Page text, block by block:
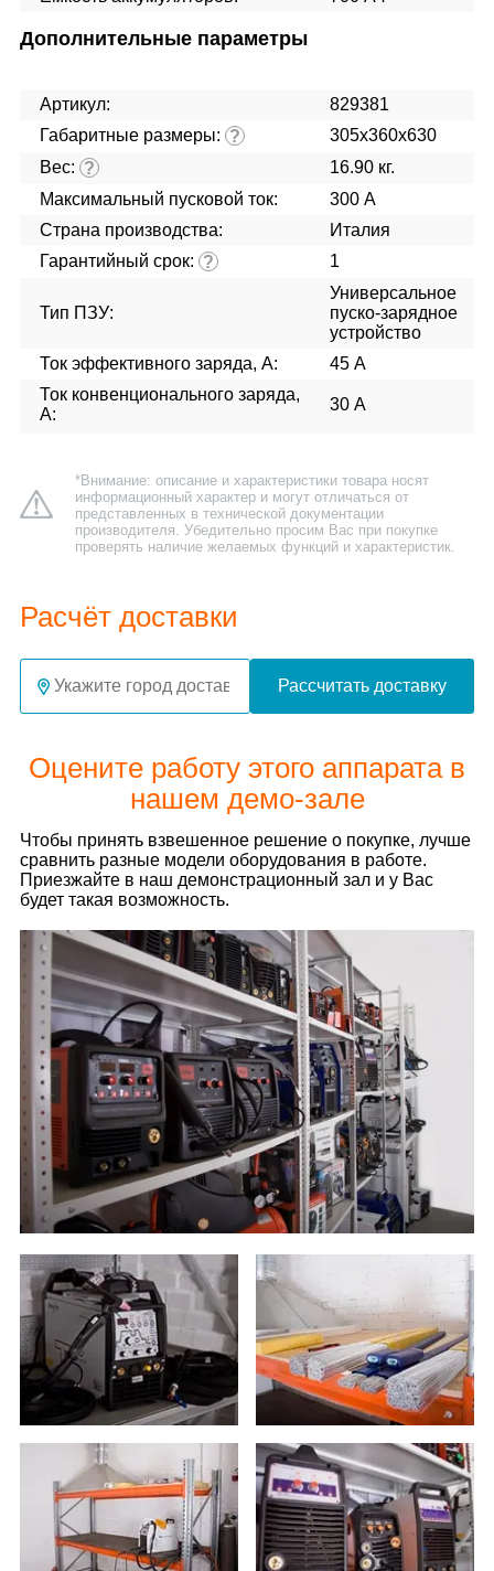
Дополнительные параметры
Артикул:
829381
Габаритные размеры: ?
305x360x630
Вес: ?
16.90 кг.
Максимальный пусковой ток:
300 А
Страна производства:
Италия
Гарантийный срок: ? 1
Тип ПЗУ:
Универсальное
пуско-зарядное
устройство
Ток эффективного заряда, А:
45 А
Ток конвенционального заряда,
А:
30 А
*Внимание: описание и характеристики товара носят
информационный характер и могут отличаться от
представленных в технической документации
производителя. Убедительно просим Вас при покупке
проверять наличие желаемых функций и характеристик.
Расчёт доставки
Рассчитать доставку
Оцените работу этого аппарата в
нашем демо-зале
Чтобы принять взвешенное решение о покупке, лучше
сравнить разные модели оборудования в работе.
Приезжайте в наш демонстрационный зал и у Вас
будет такая возможность.